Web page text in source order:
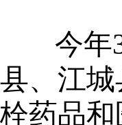
今年
县、江
栓药品